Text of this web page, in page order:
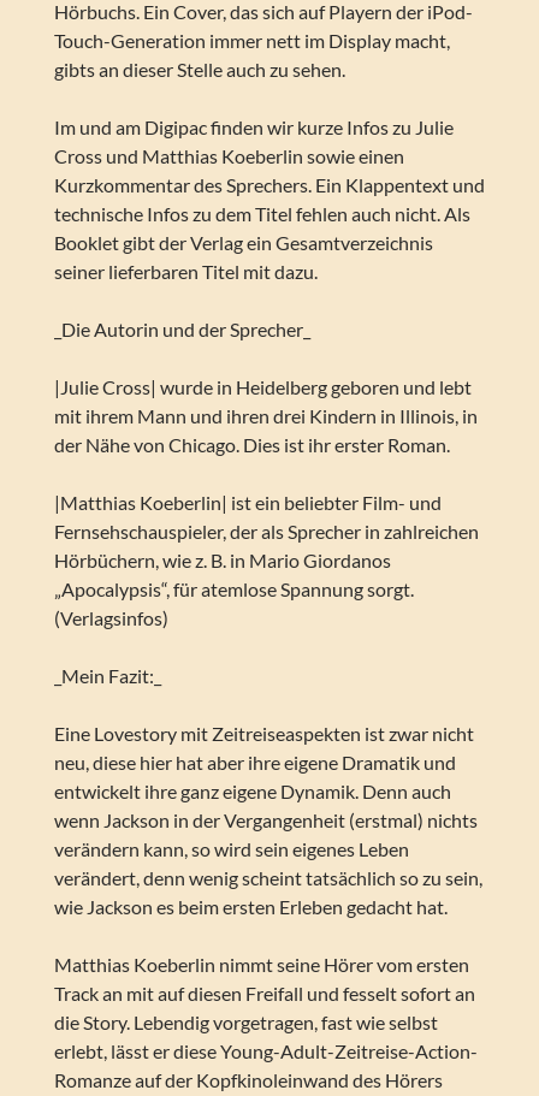
Hörbuchs. Ein Cover, das sich auf Playern der iPod-
Touch-Generation immer nett im Display macht,
gibts an dieser Stelle auch zu sehen.
Im und am Digipac finden wir kurze Infos zu Julie
Cross und Matthias Koeberlin sowie einen
Kurzkommentar des Sprechers. Ein Klappentext und
technische Infos zu dem Titel fehlen auch nicht. Als
Booklet gibt der Verlag ein Gesamtverzeichnis
seiner lieferbaren Titel mit dazu.
_Die Autorin und der Sprecher_
|Julie Cross| wurde in Heidelberg geboren und lebt
mit ihrem Mann und ihren drei Kindern in Illinois, in
der Nähe von Chicago. Dies ist ihr erster Roman.
|Matthias Koeberlin| ist ein beliebter Film- und
Fernsehschauspieler, der als Sprecher in zahlreichen
Hörbüchern, wie z. B. in Mario Giordanos
„Apocalypsis“, für atemlose Spannung sorgt.
(Verlagsinfos)
_Mein Fazit:_
Eine Lovestory mit Zeitreiseaspekten ist zwar nicht
neu, diese hier hat aber ihre eigene Dramatik und
entwickelt ihre ganz eigene Dynamik. Denn auch
wenn Jackson in der Vergangenheit (erstmal) nichts
verändern kann, so wird sein eigenes Leben
verändert, denn wenig scheint tatsächlich so zu sein,
wie Jackson es beim ersten Erleben gedacht hat.
Matthias Koeberlin nimmt seine Hörer vom ersten
Track an mit auf diesen Freifall und fesselt sofort an
die Story. Lebendig vorgetragen, fast wie selbst
erlebt, lässt er diese Young-Adult-Zeitreise-Action-
Romanze auf der Kopfkinoleinwand des Hörers